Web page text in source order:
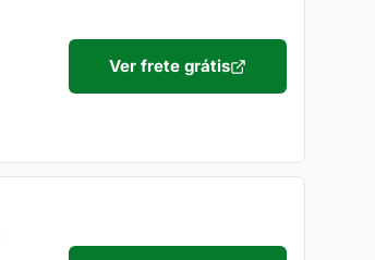
Ver frete grátis